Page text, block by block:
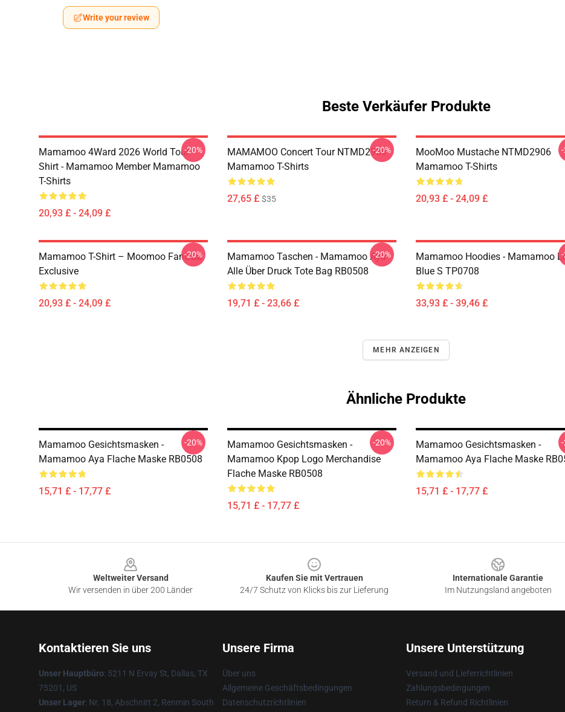
Write your review
Beste Verkäufer Produkte
Mamamoo 4Ward 2026 World Tour
Shirt - Mamamoo Member Mamamoo
T-Shirts
20,93 £ - 24,09 £
-20%
MAMAMOO Concert Tour NTMD2906
Mamamoo T-Shirts
27,65 £ $35
-20%
MooMoo Mustache NTMD2906
Mamamoo T-Shirts
20,93 £ - 24,09 £
Mamamoo T-Shirt – Moomoo Fanclub
Exclusive
20,93 £ - 24,09 £
-20%
Mamamoo Taschen - Mamamoo Aya
Alle Über Druck Tote Bag RB0508
19,71 £ - 23,66 £
-20%
Mamamoo Hoodies - Mamamoo
Blue S TP0708
33,93 £ - 39,46 £
MEHR ANZEIGEN
Ähnliche Produkte
Mamamoo Gesichtsmasken -
Mamamoo Aya Flache Maske RB0508
15,71 £ - 17,77 £
-20%
Mamamoo Gesichtsmasken -
Mamamoo Kpop Logo Merchandise
Flache Maske RB0508
15,71 £ - 17,77 £
-20%
Mamamoo Gesichtsmasken -
Mamamoo Aya Flache Maske
15,71 £ - 17,77 £
Weltweiter Versand
Wir versenden in über 200 Länder
Kaufen Sie mit Vertrauen
24/7 Schutz von Klicks bis zur Lieferung
Internationale Garantie
Im Nutzungsland angeboten
Kontaktieren Sie uns
Unser Hauptbüro: 5211 N Ervay St, Dallas, TX
75201, US
Unser Lager: Nr. 18, Abschnitt 2, Renmin South
Unsere Firma
Über uns
Allgemeine Geschäftsbedingungen
Datenschutzrichtlinien
Unsere Unterstützung
Versand und Lieferrichtlinien
Zahlungsbedingungen
Return & Refund Richtlinien